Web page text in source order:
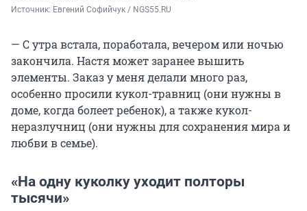
Источник: Евгений Софийчук / NGS55.RU
— С утра встала, поработала, вечером или ночью
закончила. Настя может заранее вышить
элементы. Заказ у меня делали много раз,
особенно просили кукол-травниц (они нужны в
доме, когда болеет ребенок), а также кукол-
неразлучниц (они нужны для сохранения мира и
любви в семье).
«На одну куколку уходит полторы
тысячи»